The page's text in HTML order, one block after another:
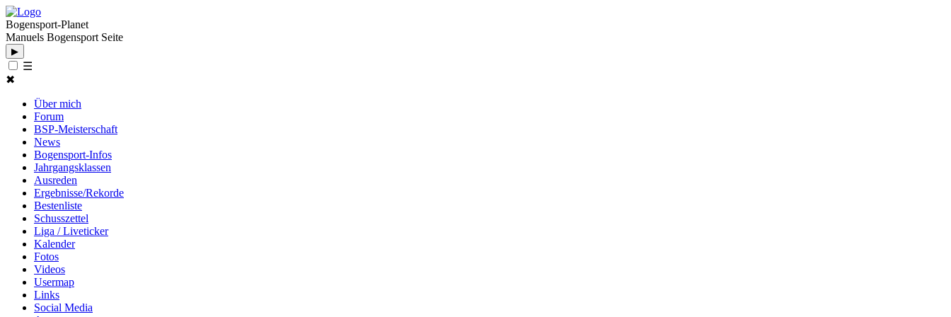
Bogensport-Planet
Manuels Bogensport Seite
▶
☰
✖
Über mich
Forum
BSP-Meisterschaft
News
Bogensport-Infos
Jahrgangsklassen
Ausreden
Ergebnisse/Rekorde
Bestenliste
Schusszettel
Liga / Liveticker
Kalender
Fotos
Videos
Usermap
Links
Social Media